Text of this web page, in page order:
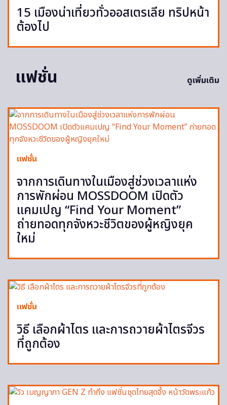
15 เมืองน่าเที่ยวทั่วออสเตรเลีย ทริปหน้า
ต้องไป
แฟชั่น ดูเพิ่มเติม
แฟชั่น
จากการเดินทางในเมืองสู่ช่วงเวลาแห่ง
การพักผ่อน MOSSDOOM เปิดตัว
แคมเปญ “Find Your Moment”
ถ่ายทอดทุกจังหวะชีวิตของผู้หญิงยุค
ใหม่
แฟชั่น
วิธี เลือกผ้าไตร และการถวายผ้าไตรจีวร
ที่ถูกต้อง